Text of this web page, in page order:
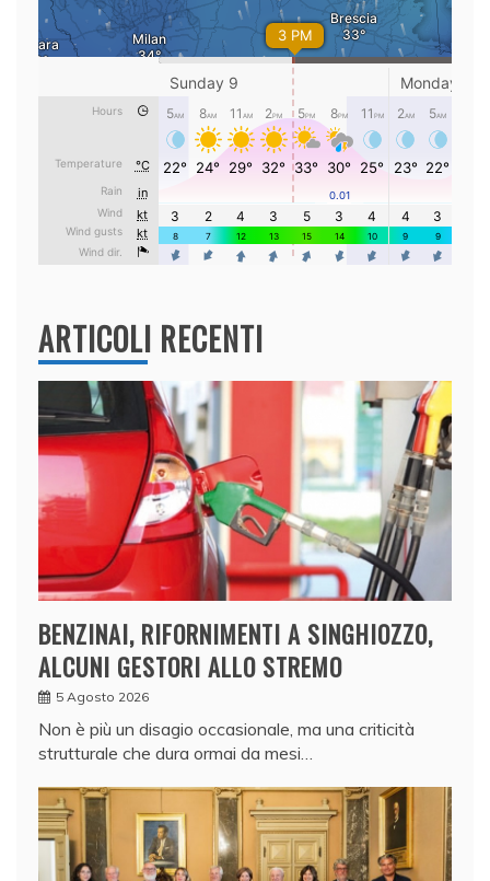
ARTICOLI RECENTI
BENZINAI, RIFORNIMENTI A SINGHIOZZO,
ALCUNI GESTORI ALLO STREMO
5 Agosto 2026
Non è più un disagio occasionale, ma una criticità
strutturale che dura ormai da mesi…